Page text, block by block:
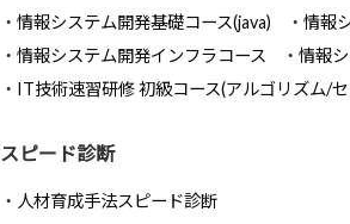
情報システム開発基礎コース(java)
情報
情報システム開発インフラコース
情報
IT技術速習研修 初級コース(アルゴリズム/
スピード診断
人材育成手法スピード診断